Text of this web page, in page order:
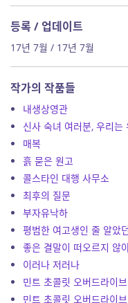
등록 / 업데이트
17년 7월 / 17년 7월
작가의 작품들
내생상영관
신사 숙녀 여러분, 우리
매복
흙 묻은 원고
콜스타인 대행 사무소
최후의 질문
부자유낙하
평범한 여고생인 줄 알았
좋은 결말이 떠오르지 않
이러나 저러나
민트 초콜릿 오버드라이
민트 초콜릿 오버드라이